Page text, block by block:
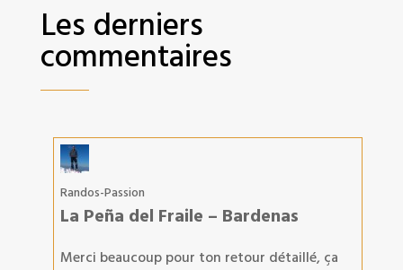
Les derniers
commentaires
Randos-Passion
La Peña del Fraile – Bardenas
Merci beaucoup pour ton retour détaillé, ça